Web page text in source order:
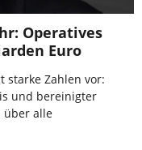
Operatives
Euro
starke Zahlen vor:
und bereinigter
über alle